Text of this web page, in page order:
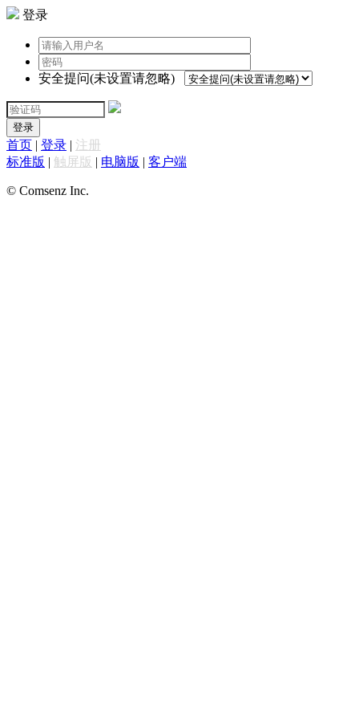
登录
安全提问(未设置请忽略)
登录
首页 | 登录 | 注册
标准版 | 触屏版 | 电脑版 | 客户端
© Comsenz Inc.